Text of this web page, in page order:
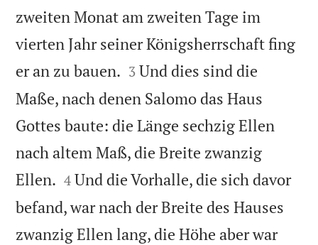
zweiten Monat am zweiten Tage im
vierten Jahr seiner Königsherrschaft fing
er an zu bauen. 

3 Und dies sind die
Maße, nach denen Salomo das Haus
Gottes baute: die Länge sechzig Ellen
nach altem Maß, die Breite zwanzig
Ellen. 

4 Und die Vorhalle, die sich davor
befand, war nach der Breite des Hauses
zwanzig Ellen lang, die Höhe aber war